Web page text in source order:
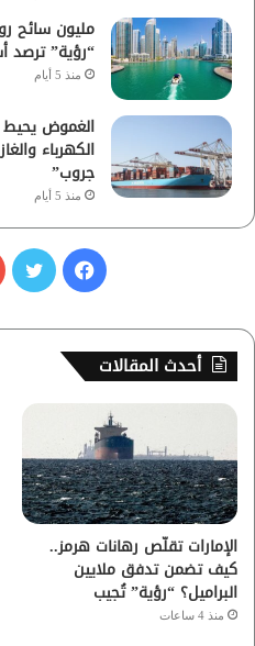
مليون سائح
“رؤية” ترصد
منذ 5 أيام
الغموض يحيط
الكهرباء
جروب”
منذ 5 أيام
س
ب
ك
أحدث المقالات
الإمارات تقلّص رهانات هرمز..
كيف تضمن تدفق ملايين
البراميل؟ “رؤية” تُجيب
منذ 4 ساعات